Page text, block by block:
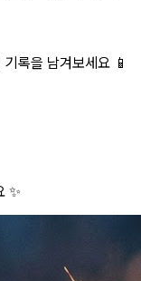
록을 남겨보세요 📱
✨